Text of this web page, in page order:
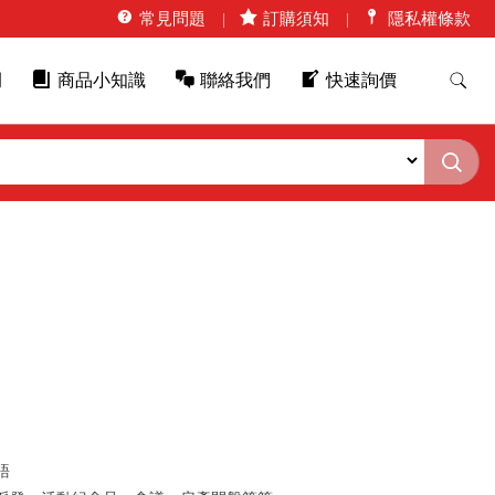
常見問題 訂購須知 隱私權條款
商品小知識 聯絡我們 快速詢價